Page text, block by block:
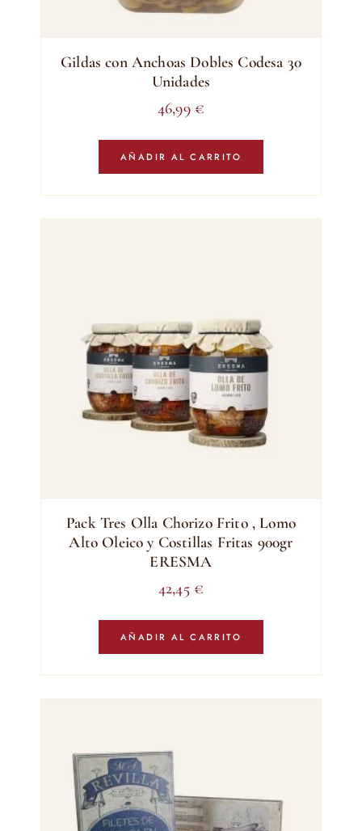
Gildas con Anchoas Dobles Codesa 30
Unidades
46,99 €
AÑADIR AL CARRITO
Pack Tres Olla Chorizo Frito , Lomo
Alto Oleico y Costillas Fritas 900gr
ERESMA
42,45 €
AÑADIR AL CARRITO